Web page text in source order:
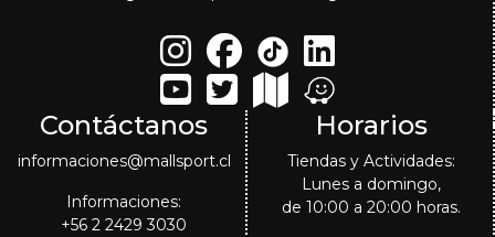
Contáctanos
informaciones@mallsport.cl
Informaciones:
+56 2 2429 3030
Horarios
Tiendas y Actividades:
Lunes a domingo,
de 10:00 a 20:00 horas.